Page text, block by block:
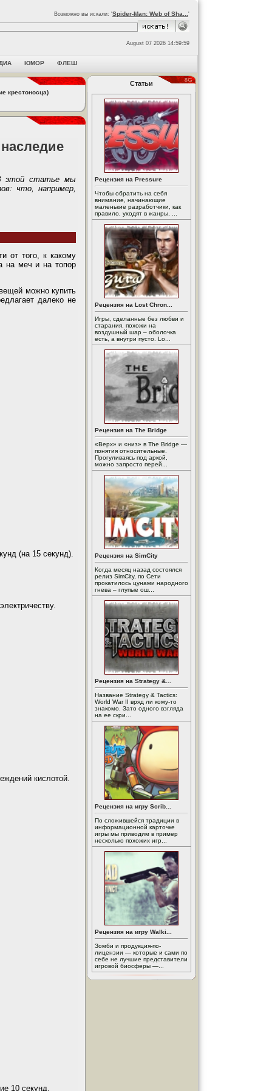
Возможно вы искали: 'Spider-Man: Web of Sha... '
August 07 2026 14:59:59
ЮМОР ФЛЕШ
крестоносца)
этой статье мы
что, например,
от того, к какому
на меч и на топор
можно купить
далеко не
(на 15 секунд).
кислотой.
10 секунд.
Статьи
Рецензия на Pressure
Чтобы обратить на себя
внимание, начинающие
маленькие разработчики, как
правило, уходят в жанры, ...
Рецензия на Lost Chron...
Игры, сделанные без любви и
старания, похожи на
воздушный шар – оболочка
есть, а внутри пусто. Lo...
Рецензия на The Bridge
«Верх» и «низ» в The Bridge —
понятия относительные.
Прогуливаясь под аркой,
можно запросто перей...
Рецензия на SimCity
Когда месяц назад состоялся
релиз SimCity, по Сети
прокатилось цунами народного
гнева – глупые ош...
Рецензия на Strategy &...
Название Strategy & Tactics:
World War II вряд ли кому-то
знакомо. Зато одного взгляда
на ее скри...
Рецензия на игру Scrib...
По сложившейся традиции в
информационной карточке
игры мы приводим в пример
несколько похожих игр...
Рецензия на игру Walki...
Зомби и продукция-по-
лицензии — которые и сами по
себе не лучшие представители
игровой биосферы —...